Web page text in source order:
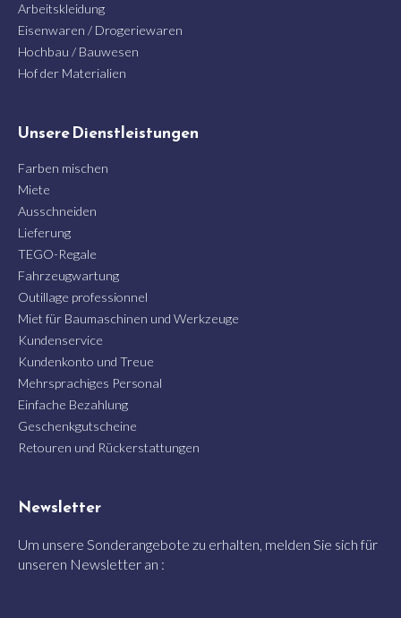
Arbeitskleidung
Eisenwaren / Drogeriewaren
Hochbau / Bauwesen
Hof der Materialien
Unsere Dienstleistungen
Farben mischen
Miete
Ausschneiden
Lieferung
TEGO-Regale
Fahrzeugwartung
Outillage professionnel
Miet für Baumaschinen und Werkzeuge
Kundenservice
Kundenkonto und Treue
Mehrsprachiges Personal
Einfache Bezahlung
Geschenkgutscheine
Retouren und Rückerstattungen
Newsletter
Um unsere Sonderangebote zu erhalten, melden Sie sich für
unseren Newsletter an :